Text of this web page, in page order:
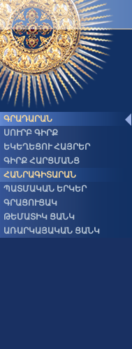
ԳՐԱԴԱՐԱՆ
ՍՈՒՐԲ ԳԻՐՔ
ԵԿԵՂԵՑՈՒ ՀԱՅՐԵՐ
ԳԻՐՔ ՀԱՐՑՄԱՆՑ
ՀԱՆՐԱԳԻՏԱՐԱՆ
ՊԱՏՄԱԿԱՆ ԵՐԿԵՐ
ԳՐԱՑՈՒՑԱԿ
ԹԵՄԱՏԻԿ ՑԱՆԿ
ԱՌԱՐԿԱՅԱԿԱՆ ՑԱՆԿ